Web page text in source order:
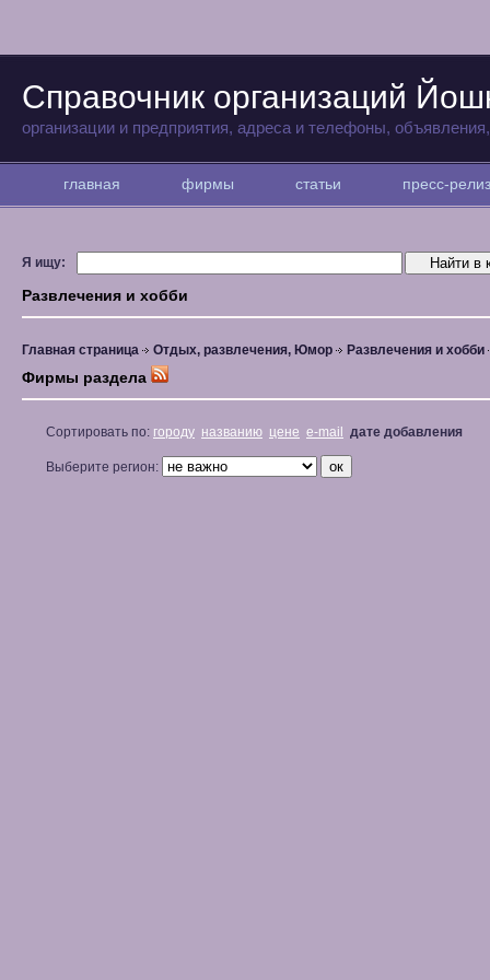
Справочник организаций
организации и предприятия, адреса и телефоны,
главная фирмы статьи пресс-
Я ищу:
Развлечения и хобби
Главная страница Отдых, развлечения, Юмор Развлечения и хобби
Фирмы раздела
Сортировать по: городу названию цене e-mail дате добавления
Выберите регион: